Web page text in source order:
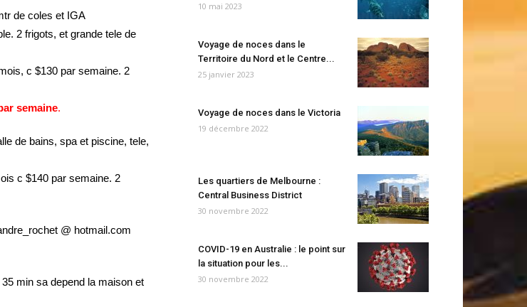
de coles et IGA
2 frigots, et grande tele de
c $130 par semaine. 2
semaine.
de bains, spa et piscine, tele,
c $140 par semaine. 2
@ hotmail.com
min sa depend la maison et
10 mai 2023
Voyage de noces dans le
Territoire du Nord et le Centre...
25 janvier 2023
Voyage de noces dans le Victoria
19 décembre 2022
Les quartiers de Melbourne :
Central Business District
30 novembre 2022
COVID-19 en Australie : le point sur
la situation pour les...
30 novembre 2022